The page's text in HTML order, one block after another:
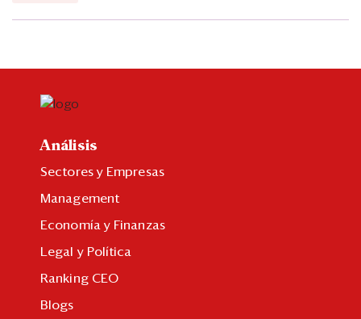
Análisis
Sectores y Empresas
Management
Economía y Finanzas
Legal y Política
Ranking CEO
Blogs